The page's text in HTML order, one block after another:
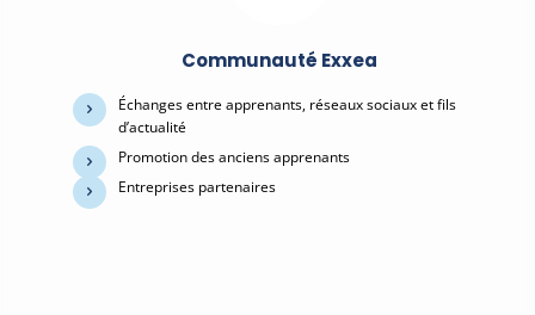
Communauté Exxea
Échanges entre apprenants, réseaux sociaux et fils
d’actualité
Promotion des anciens apprenants
Entreprises partenaires